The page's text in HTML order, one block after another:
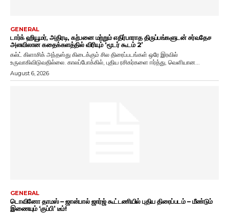
GENERAL
டார்க் ஹியூமர், அதிரடி, கற்பனை மற்றும் எதிர்பாராத திருப்பங்களுடன் சர்வதேச
அளவிலான கதைக்களத்தில் விரியும் ‘மூடர் கூடம் 2’
கல்ட் கிளாசிக் அந்தஸ்து கிடைக்கும் சில திரைப்படங்கள் ஒரே இரவில்
உருவாகிவிடுவதில்லை. காலப்போக்கில், புதிய ரசிகர்களை ஈர்த்து, வெளியான...
August 6, 2026
GENERAL
டொவினோ தாமஸ் – ஜான்பால் ஜார்ஜ் கூட்டணியில் புதிய திரைப்படம் – மீண்டும்
இணையும் ‘குப்பி’ டீம்!